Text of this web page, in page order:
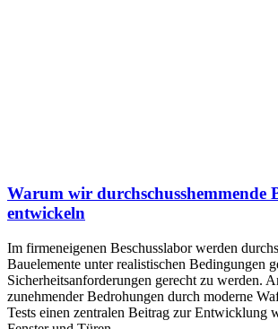
Warum wir durchschusshemmende
entwickeln
Im firmeneigenen Beschusslabor werden
Bauelemente unter realistischen Bedingungen
Sicherheitsanforderungen gerecht zu werden.
zunehmender Bedrohungen durch moderne
Tests einen zentralen Beitrag zur Entwicklung